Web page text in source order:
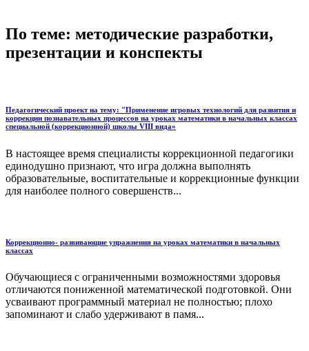
По теме: методические разработки,
презентации и конспекты
Педагогический проект на тему: "Применение игровых технологий для развития и
коррекции познавательных процессов на уроках математики в начальных классах
специальной (коррекционной) школы VIII вида»
В настоящее время специалисты коррекционной педагогики
единодушно признают, что игра должна выполнять
образовательные, воспитательные и коррекционные функции
для наиболее полного совершенств...
Коррекционно- развивающие упражнения на уроках математики в начальных
классах
Обучающиеся с ограниченными возможностями здоровья
отличаются пониженной математической подготовкой. Они
усваивают программный материал не полностью; плохо
запоминают и слабо удерживают в памя...